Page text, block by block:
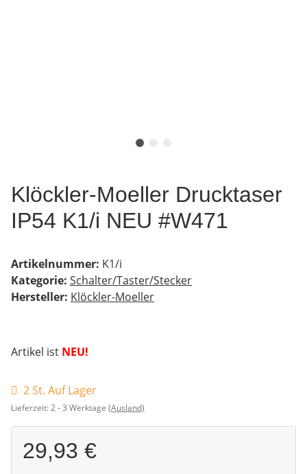
Klöckler-Moeller Drucktaser
IP54 K1/i NEU #W471
Artikelnummer: K1/i
Kategorie: Schalter/Taster/Stecker
Hersteller: Klöckler-Moeller
Artikel ist NEU!
2 St. Auf Lager
Lieferzeit:2 - 3 Werktage (Ausland)
29,93 €